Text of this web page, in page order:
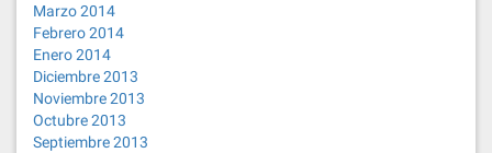
Marzo 2014
Febrero 2014
Enero 2014
Diciembre 2013
Noviembre 2013
Octubre 2013
Septiembre 2013